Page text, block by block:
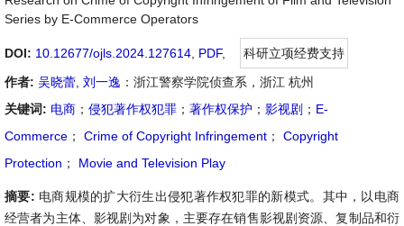
Series by E-Commerce Operators
DOI: 10.12677/ojls.2024.127614 PDF,
科研立项经费支持
作者: 吴晓蕾 刘一逸 ：浙江警察学院侦查系，浙江 杭州
关键词: 电商 ； 侵犯著作权犯罪 ； 著作权保护 ； 影视剧 ； E-
Commerce ； Crime of Copyright Infringement ；
Copyright
Protection ； Movie and Television Play
摘要: 电商规模的扩大衍生出侵犯著作权犯罪的新模式。其中，以电商
经营者为主体、影视剧为对象，主要存在销售影视剧资源、复制品和衍